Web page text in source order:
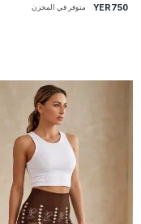
YER750 متوفر في المخزن